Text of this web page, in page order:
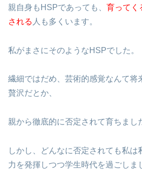
親自身もHSPであっても、 育ってく
される 人も多くいます。
私がまさにそのようなHSPでした。
繊細ではだめ、芸術的感覚なんて将
贅沢だとか、
親から徹底的に否定されて育ちまし
しかし、どんなに否定されても私は
力を発揮しつつ学生時代を過ごしま